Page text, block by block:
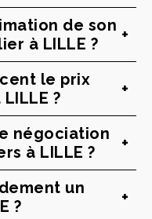
de son
à LILLE ?
le prix
?
négociation
à LILLE ?
un
?